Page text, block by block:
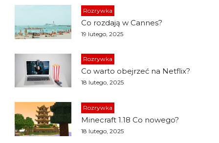
Rozrywka
Co rozdają w Cannes?
19 lutego, 2025
Rozrywka
Co warto obejrzeć na Netflix?
18 lutego, 2025
Rozrywka
Minecraft 1.18 Co nowego?
18 lutego, 2025